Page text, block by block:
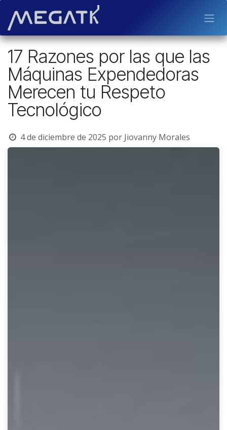
17 Razones por las que las
Máquinas Expendedoras
Merecen tu Respeto
Tecnológico
4 de diciembre de 2025 por Jiovanny Morales